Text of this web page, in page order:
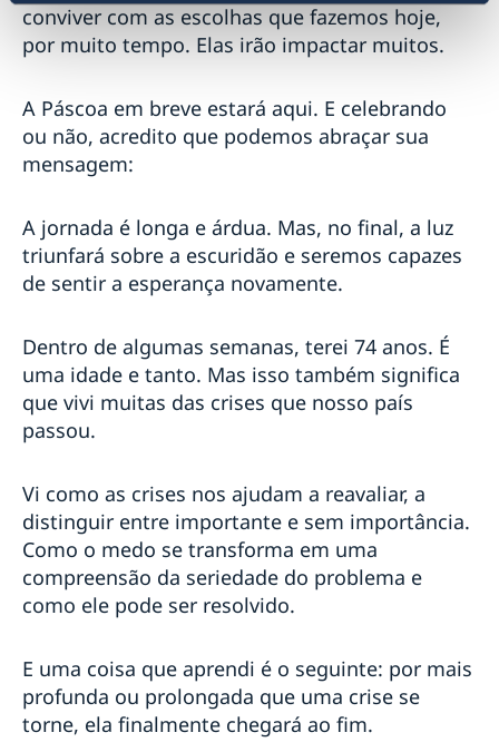
Orquestra e Coro Acadêmico de Malmö no Rio de
Janeiro
Bikes versus Carros em Benevides/Pará
Festival Internacional de Cinema LGBTI
Mostra de Cinema Europeu 2019
Bazar Europeu 2019
Pré-Embarque Suécia 2019
#KanelBullensDag Rio de Janeiro
Semanas de Inovação 2018
Suécia no Cinefoot 2018
#Bergman100 no Rio de Janeiro
Suécia no Dia Mundial Sem Carro 2018
Pais Presentes em Porto Alegre
#Bergman100 em Palmas
#Bergman100 em Goiânia
#Bergman100 em Vitória
#Bergman100 em Recife
#Bergman100 em Belém
#Bergman100 em Porto Alegre
#Bergman100 no CAIXA Belas Artes em São Paulo
#Bergman100 no Cine Sesc São Paulo
Pais Presentes
conviver com as escolhas que fazemos hoje,
por muito tempo. Elas irão impactar muitos.
A Páscoa em breve estará aqui. E celebrando
ou não, acredito que podemos abraçar sua
mensagem:
A jornada é longa e árdua. Mas, no final, a luz
triunfará sobre a escuridão e seremos capazes
de sentir a esperança novamente.
Dentro de algumas semanas, terei 74 anos. É
uma idade e tanto. Mas isso também significa
que vivi muitas das crises que nosso país
passou.
Vi como as crises nos ajudam a reavaliar, a
distinguir entre importante e sem importância.
Como o medo se transforma em uma
compreensão da seriedade do problema e
como ele pode ser resolvido.
E uma coisa que aprendi é o seguinte: por mais
profunda ou prolongada que uma crise se
torne, ela finalmente chegará ao fim.